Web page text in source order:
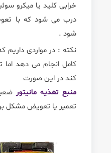
خرابی کلید یا میکرو
درب می شود که با
شود .
نکته : در مواردی داریم
کامل انجام می دهد اما
کند در این صورت
منبع تغذیه مانیتور
تعمیر یا تعویض مشکل